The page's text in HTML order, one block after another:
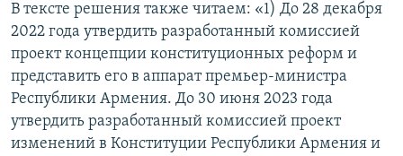
В тексте решения также читаем: «1) До 28 декабря
2022 года утвердить разработанный комиссией
проект концепции конституционных реформ и
представить его в аппарат премьер-министра
Республики Армения. До 30 июня 2023 года
утвердить разработанный комиссией проект
изменений в Конституции Республики Армения и